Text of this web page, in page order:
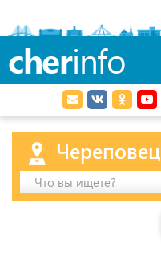
cherinfo
Череповец
Что вы ищете?